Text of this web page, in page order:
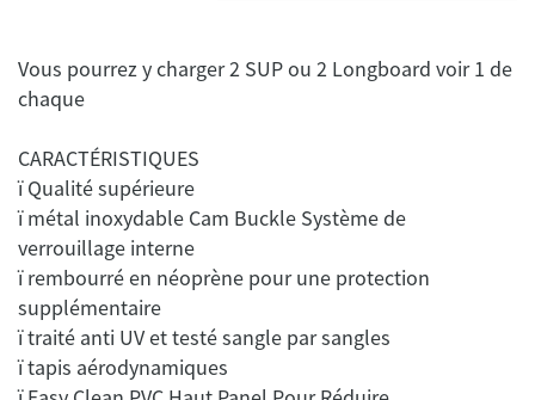
Vous pourrez y charger 2 SUP ou 2 Longboard voir 1 de
CARACTÉRISTIQUES
ï Qualité supérieure
ï métal inoxydable Cam Buckle Système de
verrouillage interne
ï rembourré en néoprène pour une protection
supplémentaire
ï traité anti UV et testé sangle par sangles
ï tapis aérodynamiques